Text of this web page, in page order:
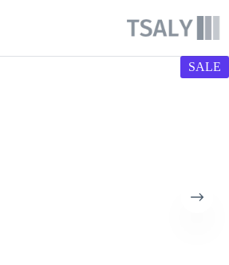
المحتوى
SALE